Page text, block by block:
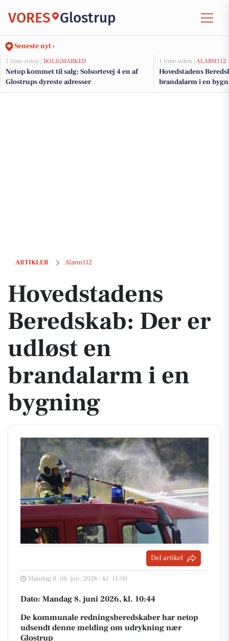
VORES Glostrup
Seneste nyt ›
1 time siden | BOLIGMARKED
Netop kommet til salg: Solsortevej 4 en af
Glostrups dyreste adresser
1 time siden | ALARM112
Hovedstadens
brandalarm i en
ARTIKLER Alarm112
Hovedstadens Beredskab: Der er udløst en brandalarm i en bygning
Hovedstadens
Beredskab: Der er
udløst en
brandalarm i en
bygning
Del artikel
Mandag d. 08. jun. 2026 - kl. 11:00
Dato: Mandag 8. juni 2026, kl. 10:44
De kommunale redningsberedskaber har netop
udsendt denne melding om udrykning nær
Glostrup